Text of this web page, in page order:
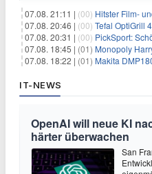
07.08. 21:11 | (00) Hitster Film- und
07.08. 20:46 | (00) Tefal OptiGrill
07.08. 20:31 | (00) PickSport:
07.08. 18:45 | (01) Monopoly
07.08. 18:22 | (01) Makita
IT-NEWS
OpenAI will neue KI
härter überwachen
San